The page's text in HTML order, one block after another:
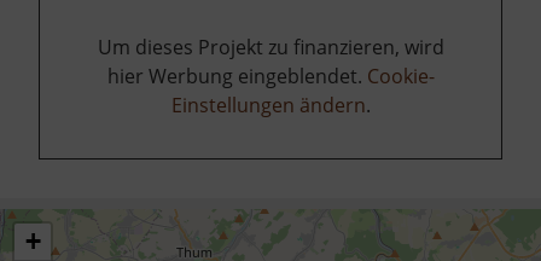
Um dieses Projekt zu finanzieren, wird
hier Werbung eingeblendet. Cookie-
Einstellungen ändern.
+